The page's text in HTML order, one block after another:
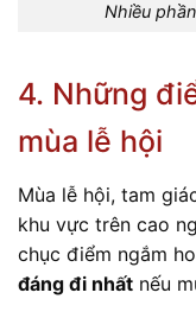
Nhiều
4. Những
mùa lễ hội
Mùa lễ hội, tam
khu vực trên cao
chục điểm ngắm
đáng đi nhất nếu